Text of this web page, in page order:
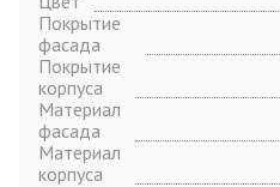
Покрытие
фасада
Покрытие
корпуса
Материал
фасада
Материал
корпуса